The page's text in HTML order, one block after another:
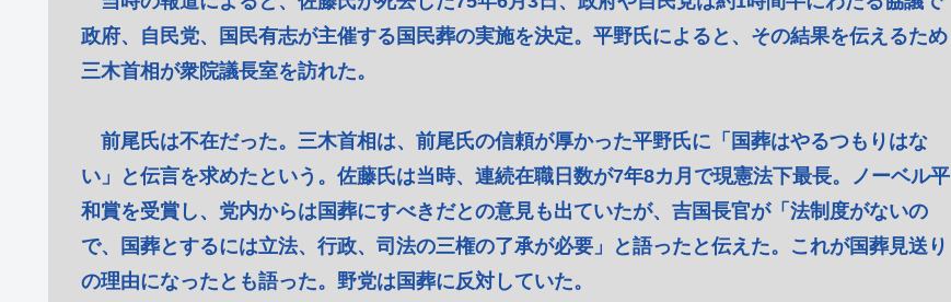
政府、自民党、国民有志が主催する国民葬の実施を決定。平野氏によると、その結果を伝えるため
三木首相が衆院議長室を訪れた。
前尾氏は不在だった。三木首相は、前尾氏の信頼が厚かった平野氏に「国葬はやるつもりはな
い」と伝言を求めたという。佐藤氏は当時、連続在職日数が7年8カ月で現憲法下最長。ノーベル平
和賞を受賞し、党内からは国葬にすべきだとの意見も出ていたが、吉国長官が「法制度がないの
で、国葬とするには立法、行政、司法の三権の了承が必要」と語ったと伝えた。これが国葬見送り
の理由になったとも語った。野党は国葬に反対していた。